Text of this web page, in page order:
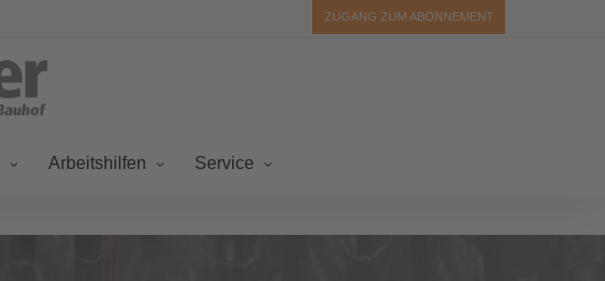
ZUGANG ZUM ABONNEMENT
Arbeitshilfen Service